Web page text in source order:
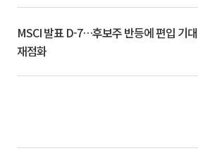
MSCI 발표 D-7…후보주 반등에 편입 기대
재점화